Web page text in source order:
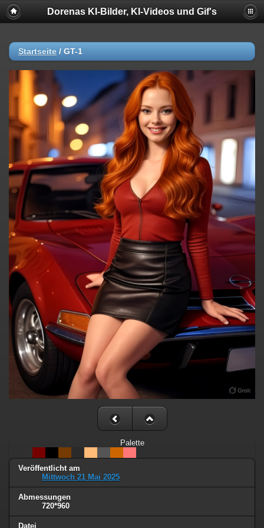
Dorenas KI-Bilder, KI-Videos und Gif's
Startseite / GT-1
Palette
Veröffentlicht am
Mittwoch 21 Mai 2025
Abmessungen
720*960
Datei